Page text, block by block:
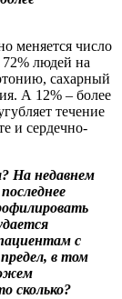
меняется число
людей на
сахарный
А 12% – более
течение
и сердечно-
На недавнем
с
в том
сколько?